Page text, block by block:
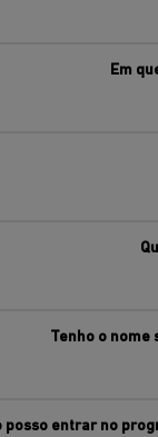
Em
Tenho o nome
entrar no